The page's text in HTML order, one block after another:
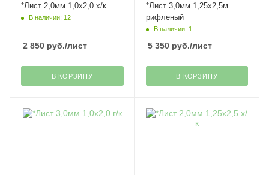
*Лист 2,0мм 1,0х2,0 х/к
В наличии: 12
2 850 руб./лист
В КОРЗИНУ
*Лист 3,0мм 1,25х2,5м
рифленый
В наличии: 1
5 350руб./лист
В КОРЗИНУ